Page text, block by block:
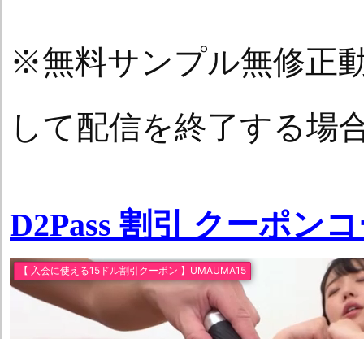
※無料サンプル無修正
して配信を終了する場
D2Pass 割引 クーポン